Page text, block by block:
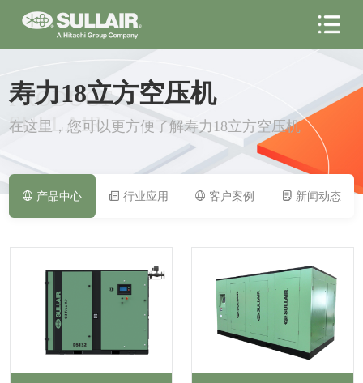
PRODUCT
SULLAIR
寿力18立方空压机
在这里，您可以更方便了解寿力18立方空压机
产品中心 行业应用 客户案例 新闻动态